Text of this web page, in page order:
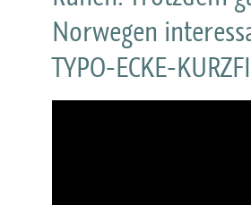
Norwegen
TYPO-ECKE-